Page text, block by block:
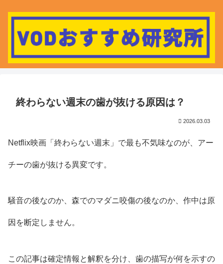
終わらない週末の歯が抜ける原因は？
2026.03.03
Netflix映画「終わらない週末」で最も不気味なのが、アー
チーの歯が抜ける異変です。
騒音の後なのか、森でのマダニ咬傷の後なのか、作中は原
因を断定しません。
この記事は確定情報と解釈を分け、歯の描写が何を示すの